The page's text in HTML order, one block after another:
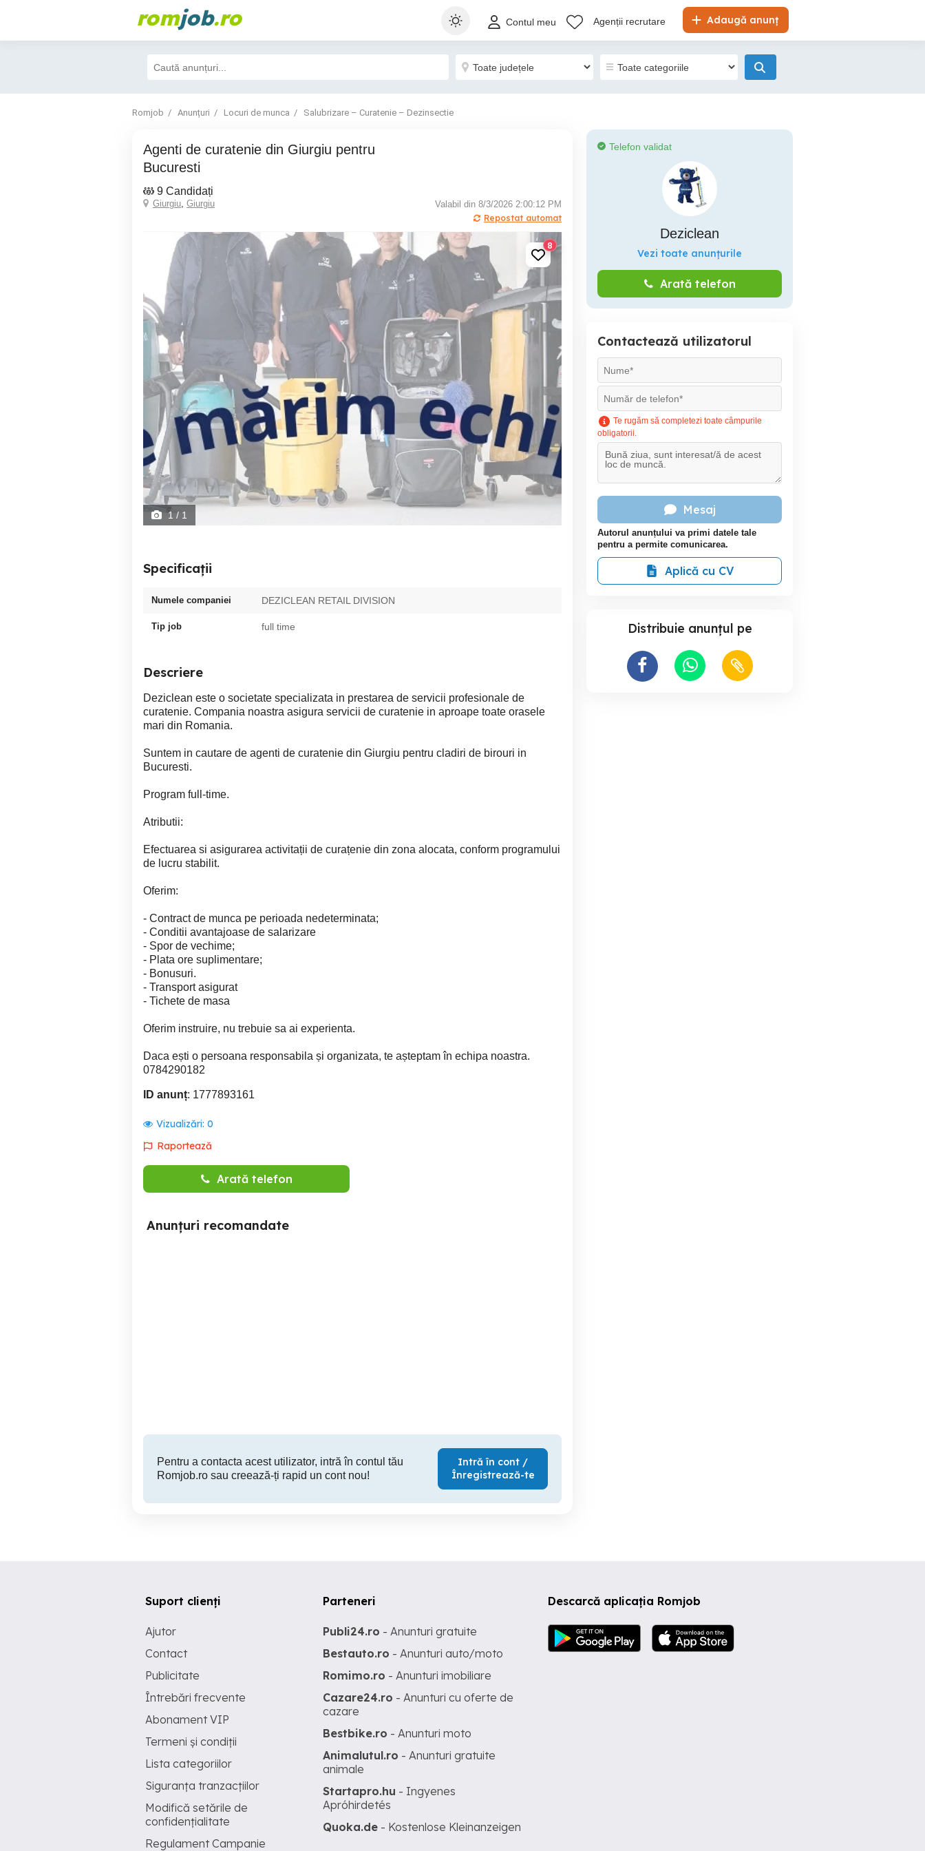
romjob.ro Adaugă anunț
Contul meu Agenții recrutare
Romjob Anunțuri Locuri de munca Salubrizare – Curatenie – Dezinsectie
Agenti de curatenie din Giurgiu pentru
Bucuresti
9 Candidați
Giurgiu, Giurgiu
Valabil din 8/3/2026 2:00:12 PM
Repostat automat
8
1 / 1
Specificații
Numele companiei DEZICLEAN RETAIL DIVISION
Tip job full time
Descriere
Deziclean este o societate specializata in prestarea de servicii profesionale de
curatenie. Compania noastra asigura servicii de curatenie in aproape toate orasele
mari din Romania.
Suntem in cautare de agenti de curatenie din Giurgiu pentru cladiri de birouri in
Bucuresti.
Program full-time.
Atributii:
Efectuarea si asigurarea activitații de curațenie din zona alocata, conform programului
de lucru stabilit.
Oferim:
- Contract de munca pe perioada nedeterminata;
- Conditii avantajoase de salarizare
- Spor de vechime;
- Plata ore suplimentare;
- Bonusuri.
- Transport asigurat
- Tichete de masa
Oferim instruire, nu trebuie sa ai experienta.
Daca ești o persoana responsabila și organizata, te așteptam în echipa noastra.
0784290182
ID anunț: 1777893161
Vizualizări: 0
Raportează
Arată telefon
Anunțuri recomandate
Pentru a contacta acest utilizator, intră în contul tău
Romjob.ro sau creează-ți rapid un cont nou!
Intră în cont /
Înregistrează-te
Telefon validat
Deziclean
Vezi toate anunțurile
Arată telefon
Contactează utilizatorul
Te rugăm să completezi toate câmpurile
obligatorii.
Mesaj
Autorul anunțului va primi datele tale
pentru a permite comunicarea.
Aplică cu CV
Distribuie anunțul pe
Descarcă aplicația Romjob
Suport clienți
Ajutor
Contact
Publicitate
Întrebări frecvente
Abonament VIP
Termeni și condiții
Lista categoriilor
Siguranța tranzacțiilor
Modifică setările de
confidențialitate
Regulament Campanie
Parteneri
Publi24.ro - Anunturi gratuite
Bestauto.ro - Anunturi auto/moto
Romimo.ro - Anunturi imobiliare
Cazare24.ro - Anunturi cu oferte de
cazare
Bestbike.ro - Anunturi moto
Animalutul.ro - Anunturi gratuite
animale
Startapro.hu - Ingyenes
Apróhirdetés
Quoka.de - Kostenlose Kleinanzeigen